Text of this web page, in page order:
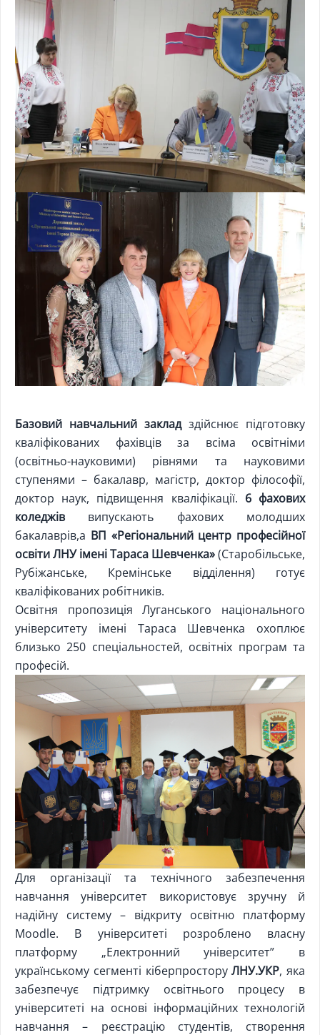
Базовий навчальний закладздійснює підготовку
кваліфікованих фахівців за всіма освітніми
(освітньо-науковими) рівнями та науковими
ступенями – бакалавр, магістр, доктор філософії,
доктор наук, підвищення кваліфікації. 6 фахових
коледжів випускають фахових молодших
бакалаврів,а ВП «Регіональний центр професійної
освіти ЛНУ імені Тараса Шевченка»(Старобільське,
Рубіжанське, Кремінське відділення) готує
кваліфікованих робітників.
Освітня пропозиція Луганського національного
університету імені Тараса Шевченка охоплює
близько 250 спеціальностей, освітніх програм та
професій.
Для організації та технічного забезпечення
навчання університет використовує зручну й
надійну систему – відкриту освітню платформу
Moodle. В університеті розроблено власну
платформу „Електронний університет” в
українському сегменті кіберпросторуЛНУ.УКР, яка
забезпечує підтримку освітнього процесу в
університеті на основі інформаційних технологій
навчання – реєстрацію студентів, створення